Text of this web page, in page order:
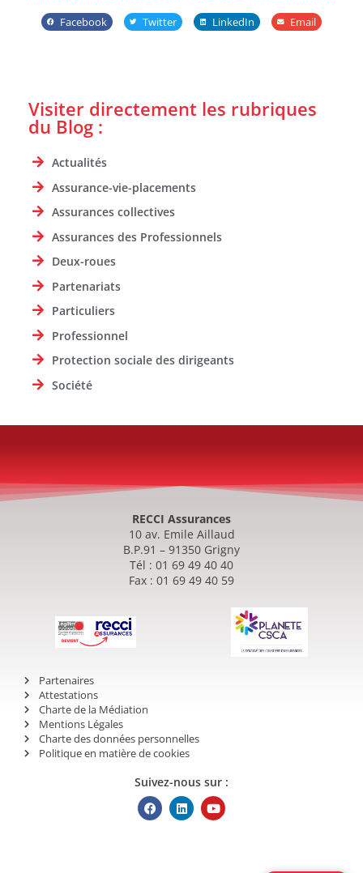
Facebook Twitter LinkedIn Email
Visiter directement les rubriques
du Blog :
Actualités
Assurance-vie-placements
Assurances collectives
Assurances des Professionnels
Deux-roues
Partenariats
Particuliers
Professionnel
Protection sociale des dirigeants
Société
RECCI Assurances
10 av. Emile Aillaud
B.P.91 – 91350 Grigny
Tél : 01 69 49 40 40
Fax : 01 69 49 40 59
Partenaires
Attestations
Charte de la Médiation
Mentions Légales
Charte des données personnelles
Politique en matière de cookies
Suivez-nous sur :